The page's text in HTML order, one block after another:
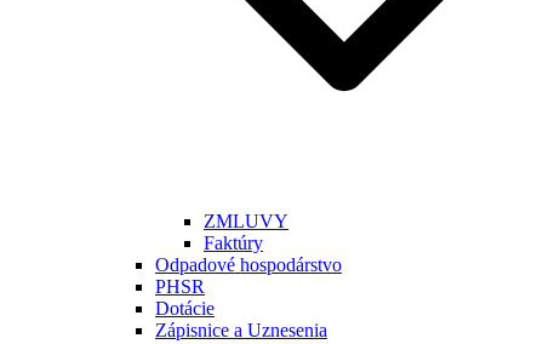
ZMLUVY
Faktúry
Odpadové hospodárstvo
PHSR
Dotácie
Zápisnice a Uznesenia